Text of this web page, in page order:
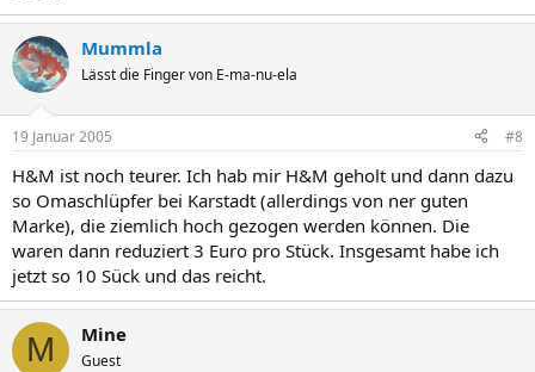
Mummla
Lässt die Finger von E-ma-nu-ela
19 Januar 2005 #8
H&M ist noch teurer. Ich hab mir H&M geholt und dann dazu
so Omaschlüpfer bei Karstadt (allerdings von ner guten
Marke), die ziemlich hoch gezogen werden können. Die
waren dann reduziert 3 Euro pro Stück. Insgesamt habe ich
jetzt so 10 Sück und das reicht.
M Mine
Guest